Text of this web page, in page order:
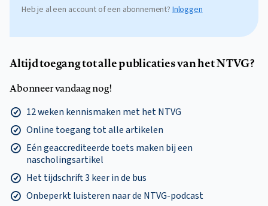
Heb je al een account of een abonnement? Inloggen
Altijd toegang tot alle publicaties van het NTVG?
Abonneer vandaag nog!
12 weken kennismaken met het NTVG
Online toegang tot alle artikelen
Eén geaccrediteerde toets maken bij een
nascholingsartikel
Het tijdschrift 3 keer in de bus
Onbeperkt luisteren naar de NTVG-podcast